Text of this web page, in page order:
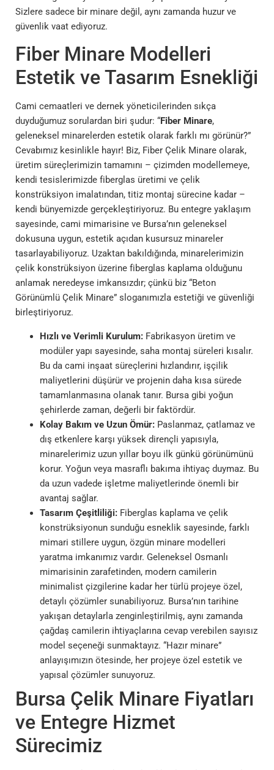
Sizlere sadece bir minare değil, aynı zamanda huzur ve
güvenlik vaat ediyoruz.
Fiber Minare Modelleri
Estetik ve Tasarım Esnekliği
Cami cemaatleri ve dernek yöneticilerinden sıkça
duyduğumuz sorulardan biri şudur: “Fiber Minare,
geleneksel minarelerden estetik olarak farklı mı görünür?”
Cevabımız kesinlikle hayır! Biz, Fiber Çelik Minare olarak,
üretim süreçlerimizin tamamını – çizimden modellemeye,
kendi tesislerimizde fiberglas üretimi ve çelik
konstrüksiyon imalatından, titiz montaj sürecine kadar –
kendi bünyemizde gerçekleştiriyoruz. Bu entegre yaklaşım
sayesinde, cami mimarisine ve Bursa’nın geleneksel
dokusuna uygun, estetik açıdan kusursuz minareler
tasarlayabiliyoruz. Uzaktan bakıldığında, minarelerimizin
çelik konstrüksiyon üzerine fiberglas kaplama olduğunu
anlamak neredeyse imkansızdır; çünkü biz “Beton
Görünümlü Çelik Minare” sloganımızla estetiği ve güvenliği
birleştiriyoruz.
Hızlı ve Verimli Kurulum: Fabrikasyon üretim ve
modüler yapı sayesinde, saha montaj süreleri kısalır.
Bu da cami inşaat süreçlerini hızlandırır, işçilik
maliyetlerini düşürür ve projenin daha kısa sürede
tamamlanmasına olanak tanır. Bursa gibi yoğun
şehirlerde zaman, değerli bir faktördür.
Kolay Bakım ve Uzun Ömür: Paslanmaz, çatlamaz ve
dış etkenlere karşı yüksek dirençli yapısıyla,
minarelerimiz uzun yıllar boyu ilk günkü görünümünü
korur. Yoğun veya masraflı bakıma ihtiyaç duymaz. Bu
da uzun vadede işletme maliyetlerinde önemli bir
avantaj sağlar.
Tasarım Çeşitliliği: Fiberglas kaplama ve çelik
konstrüksiyonun sunduğu esneklik sayesinde, farklı
mimari stillere uygun, özgün minare modelleri
yaratma imkanımız vardır. Geleneksel Osmanlı
mimarisinin zarafetinden, modern camilerin
minimalist çizgilerine kadar her türlü projeye özel,
detaylı çözümler sunabiliyoruz. Bursa’nın tarihine
yakışan detaylarla zenginleştirilmiş, aynı zamanda
çağdaş camilerin ihtiyaçlarına cevap verebilen sayısız
model seçeneği sunmaktayız. “Hazır minare”
anlayışımızın ötesinde, her projeye özel estetik ve
yapısal çözümler sunuyoruz.
Bursa Çelik Minare Fiyatları
ve Entegre Hizmet
Sürecimiz